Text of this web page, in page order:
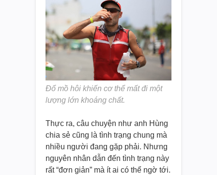
Đổ mồ hôi khiến cơ thể mất đi một
lượng lớn khoáng chất.
Thực ra, câu chuyện như anh Hùng
chia sẻ cũng là tình trạng chung mà
nhiều người đang gặp phải. Nhưng
nguyên nhân dẫn đến tình trạng này
rất “đơn giản” mà ít ai có thể ngờ tới.